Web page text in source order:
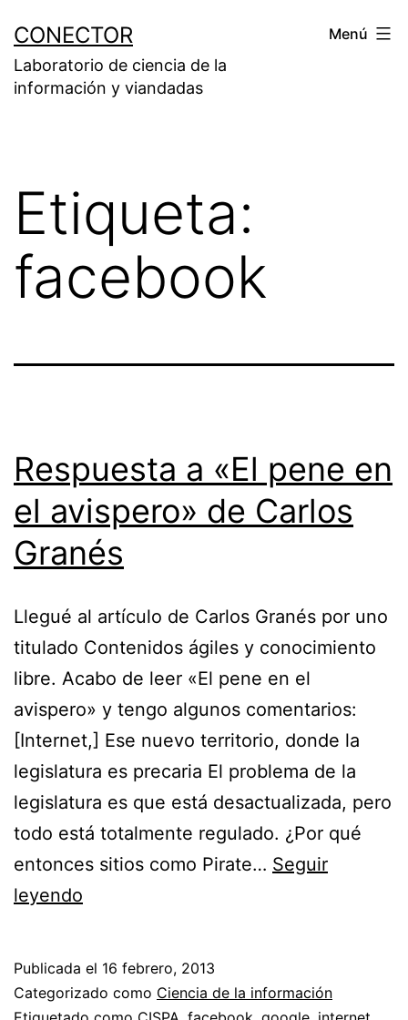
contenido
CONECTOR
Laboratorio de ciencia de la
información y viandadas
Menú
Etiqueta:
facebook
Respuesta a «El pene en
el avispero» de Carlos
Granés
Llegué al artículo de Carlos Granés por uno
titulado Contenidos ágiles y conocimiento
libre. Acabo de leer «El pene en el
avispero» y tengo algunos comentarios:
[Internet,] Ese nuevo territorio, donde la
legislatura es precaria El problema de la
legislatura es que está desactualizada, pero
todo está totalmente regulado. ¿Por qué
entonces sitios como Pirate… Seguir
leyendo
pene
Publicada el 16 febrero, 2013
Categorizado como Ciencia de la información